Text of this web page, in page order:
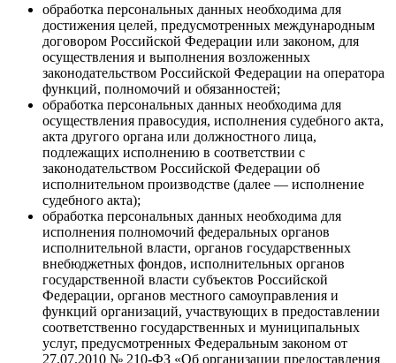
обработка персональных данных необходима для
достижения целей, предусмотренных международным
договором Российской Федерации или законом, для
осуществления и выполнения возложенных
законодательством Российской Федерации на оператора
функций, полномочий и обязанностей;
обработка персональных данных необходима для
осуществления правосудия, исполнения судебного акта,
акта другого органа или должностного лица,
подлежащих исполнению в соответствии с
законодательством Российской Федерации об
исполнительном производстве (далее — исполнение
судебного акта);
обработка персональных данных необходима для
исполнения полномочий федеральных органов
исполнительной власти, органов государственных
внебюджетных фондов, исполнительных органов
государственной власти субъектов Российской
Федерации, органов местного самоуправления и
функций организаций, участвующих в предоставлении
соответственно государственных и муниципальных
услуг, предусмотренных Федеральным законом от
27.07.2010 № 210-ФЗ «Об организации предоставления